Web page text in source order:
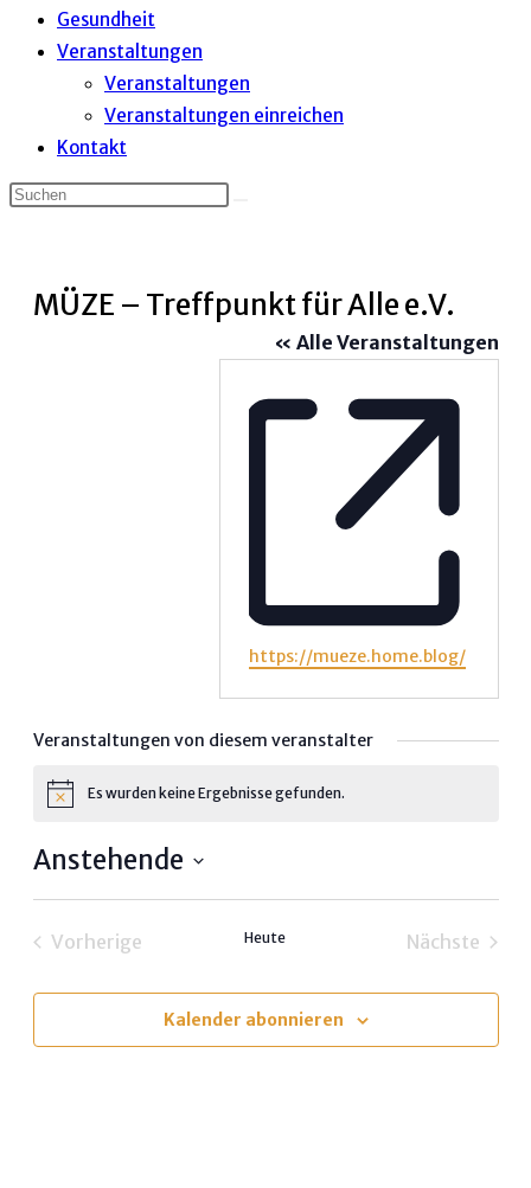
Gesundheit
Veranstaltungen
Veranstaltungen
Veranstaltungen einreichen
Kontakt
MÜZE – Treffpunkt für Alle e.V.
« Alle Veranstaltungen
Webseite
https://mueze.home.blog/
Veranstaltungen von diesem veranstalter
HinweisEs wurden keine Ergebnisse gefunden.
Anstehende
Vorherige
Heute
Nächste
Kalender abonnieren